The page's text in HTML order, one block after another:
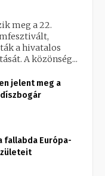
meg a 22.
a hivatalos
A közönség...
jelent meg a
fallabda Európa-